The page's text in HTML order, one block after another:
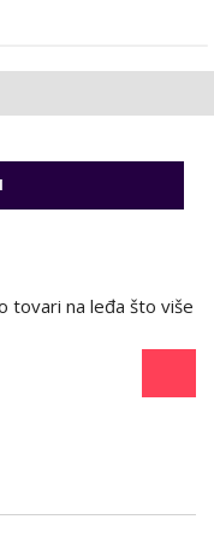
tovari na leđa što više